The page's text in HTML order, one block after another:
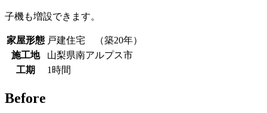
子機も増設できます。
家屋形態 戸建住宅 （築20年）
施工地
山梨県南アルプス市
工期
1時間
Before